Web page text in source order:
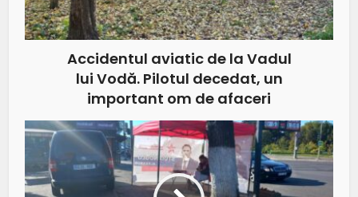
Accidentul aviatic de la Vadul
lui Vodă. Pilotul decedat, un
important om de afaceri